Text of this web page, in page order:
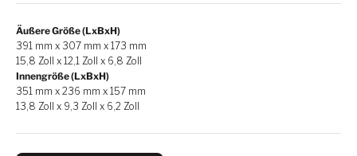
Äußere Größe (LxBxH)
391 mm x 307 mm x 173 mm
15,8 Zoll x 12,1 Zoll x 6,8 Zoll
Innengröße (LxBxH)
351 mm x 236 mm x 157 mm
13,8 Zoll x 9,3 Zoll x 6,2 Zoll